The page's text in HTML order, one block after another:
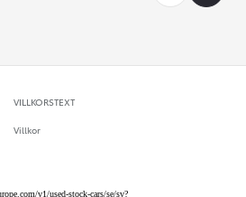
VILLKORSTEXT
Villkor
v1/used-stock-cars/se/sv?